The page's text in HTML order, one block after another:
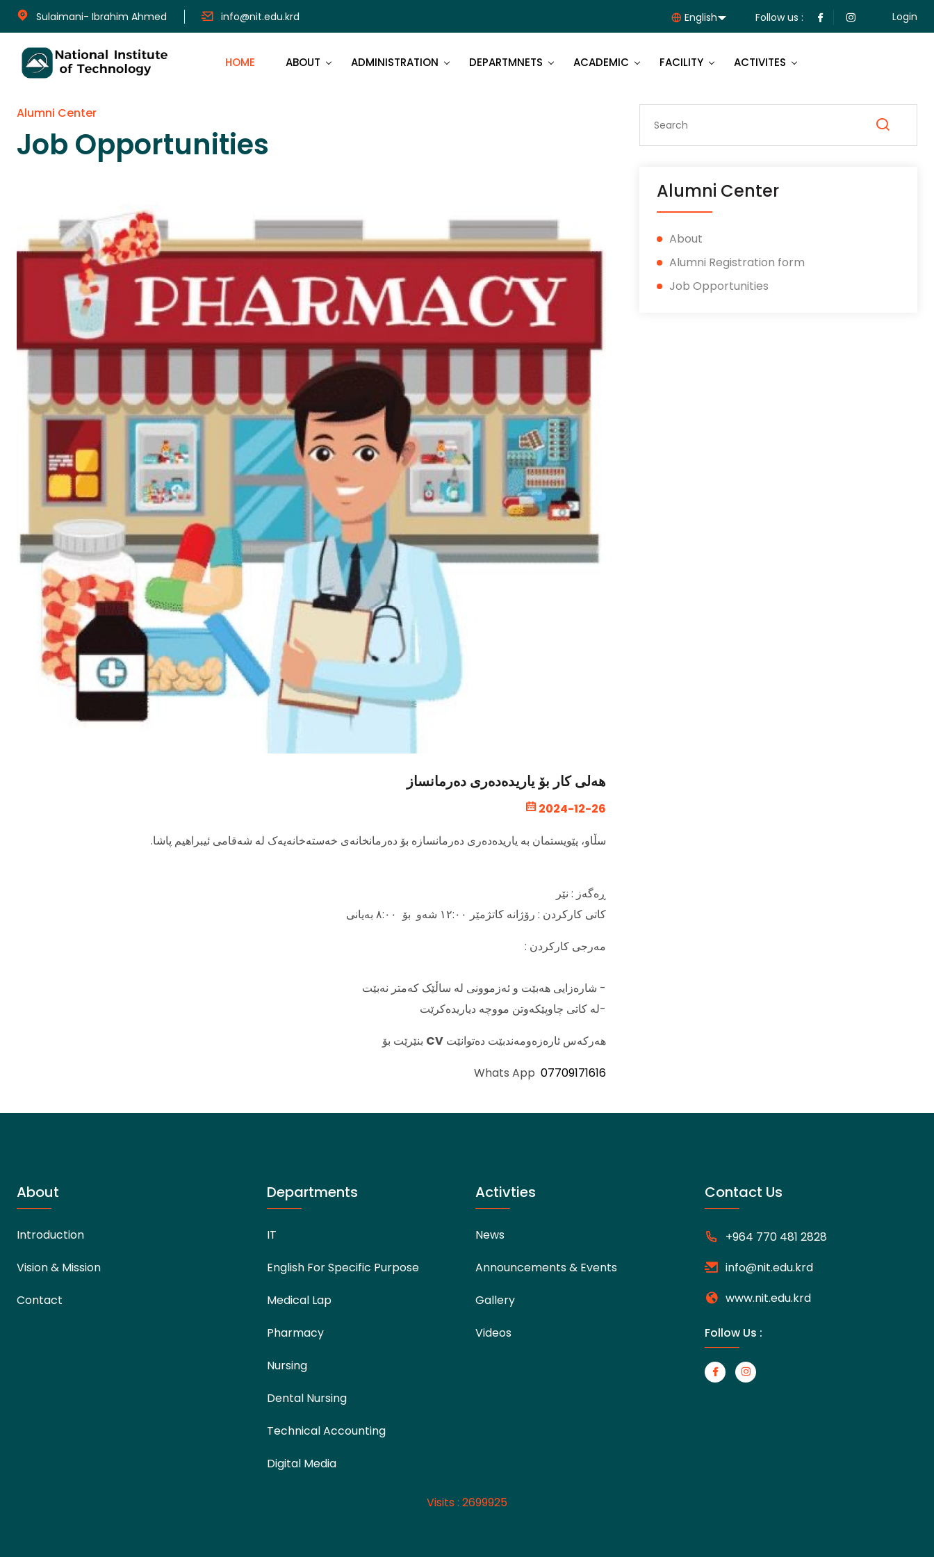
Sulaimani- Ibrahim Ahmed info@nit.edu.krd Follow us : Login
HOME ABOUT ADMINISTRATION DEPARTMNETS ACADEMIC FACILITY ACTIVITES
Alumni Center
Job Opportunities
هەلی کار بۆ یاریدەدەری دەرمانساز
2024-12-26
سڵاو، پێویستمان بە یاریدەدەری دەرمانسازە بۆ دەرمانخانەی خەستەخانەیەک لە شەقامی ئیبراهیم پاشا.
ڕەگەز : نێر
کاتی کارکردن : رۆژانە کاتژمێر ١٢:٠٠ شەو بۆ ٨:٠٠ بەیانی
مەرجی کارکردن :
- شارەزایی هەبێت و ئەزموونی لە ساڵێک کەمتر نەبێت
-لە کاتی چاوپێکەوتن مووچە دیاریدەکرێت
هەرکەس ئارەزەومەندبێت دەتوانێت CV بنێرێت بۆ
07709171616
Alumni Center
About
Alumni Registration form
Job Opportunities
About
Introduction
Vision & Mission
Contact
Departments
IT
English For Specific Purpose
Medical Lap
Pharmacy
Nursing
Dental Nursing
Technical Accounting
Digital Media
Activties
News
Announcements & Events
Gallery
Videos
Contact Us
+964 770 481 2828
info@nit.edu.krd
www.nit.edu.krd
Follow Us :
Visits : 2699925